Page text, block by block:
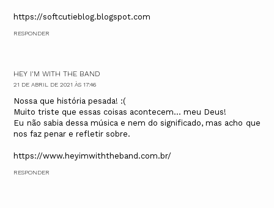
https://softcutieblog.blogspot.com
RESPONDER
HEY I'M WITH THE BAND
21 DE ABRIL DE 2021 ÀS 17:46
Nossa que história pesada! :(
Muito triste que essas coisas acontecem... meu Deus!
Eu não sabia dessa música e nem do significado, mas acho que
nos faz penar e refletir sobre.
https://www.heyimwiththeband.com.br/
RESPONDER